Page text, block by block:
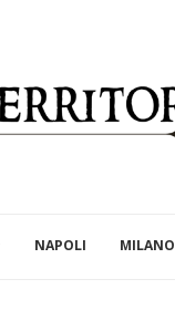
NAPOLI MILANO